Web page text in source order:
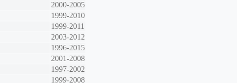
2000-2005
1999-2010
1999-2011
2003-2012
1996-2015
2001-2008
1997-2002
1999-2008